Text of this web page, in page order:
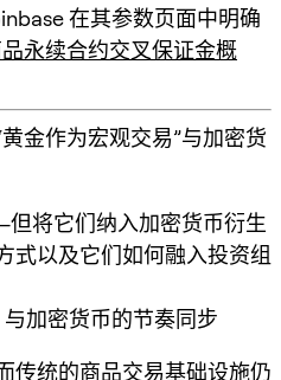
在其参数页面中明确
永续合约交叉保证金概
金作为宏观交易”与加密货
将它们纳入加密货币衍生
式以及它们如何融入投资组
加密货币的节奏同步
传统的商品交易基础设施仍